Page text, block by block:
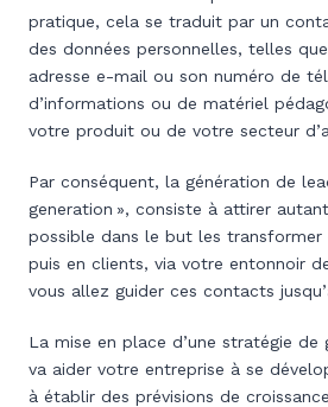
pratique, cela se traduit par un
des données personnelles, telles
adresse e-mail ou son numéro de
d’informations ou de matériel
votre produit ou de votre secteur
Par conséquent, la génération de
generation », consiste à attirer
possible dans le but les transformer
puis en clients, via votre entonnoir
vous allez guider ces contacts
La mise en place d’une stratégie de
va aider votre entreprise à se
à établir des prévisions de